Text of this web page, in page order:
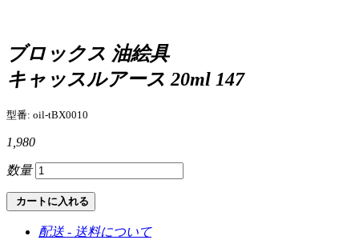
ブロックス 油絵具
キャッスルアース 20ml 147
型番: oil-tBX0010
1,980
数量
カートに入れる
配送 - 送料について